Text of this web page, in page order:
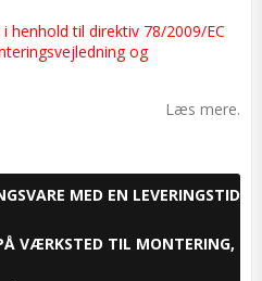
henhold til direktiv 78/2009/EC
og
Læs mere.
MED EN LEVERINGSTID
VÆRKSTED TIL MONTERING,